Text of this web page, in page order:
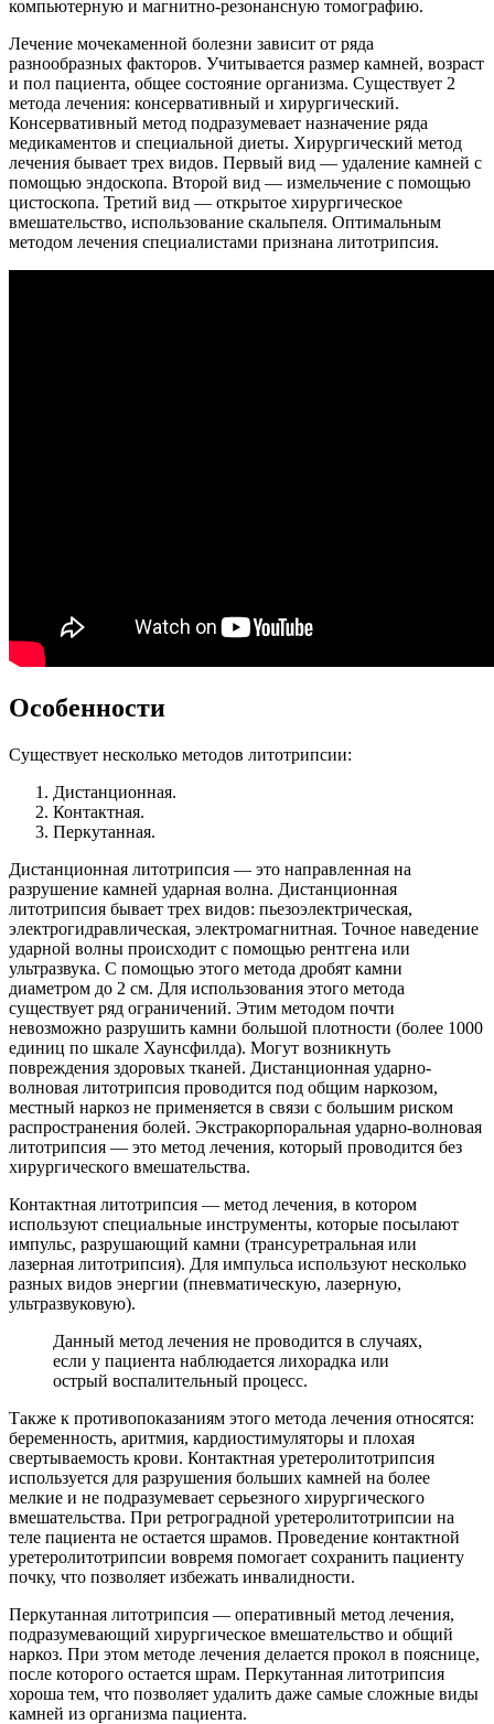
компьютерную и магнитно-резонансную томографию.
Лечение мочекаменной болезни зависит от ряда
разнообразных факторов. Учитывается размер камней, возраст
и пол пациента, общее состояние организма. Существует 2
метода лечения: консервативный и хирургический.
Консервативный метод подразумевает назначение ряда
медикаментов и специальной диеты. Хирургический метод
лечения бывает трех видов. Первый вид — удаление камней с
помощью эндоскопа. Второй вид — измельчение с помощью
цистоскопа. Третий вид — открытое хирургическое
вмешательство, использование скальпеля. Оптимальным
методом лечения специалистами признана литотрипсия.
Особенности
Существует несколько методов литотрипсии:
Дистанционная.
Контактная.
Перкутанная.
Дистанционная литотрипсия — это направленная на
разрушение камней ударная волна. Дистанционная
литотрипсия бывает трех видов: пьезоэлектрическая,
электрогидравлическая, электромагнитная. Точное наведение
ударной волны происходит с помощью рентгена или
ультразвука. С помощью этого метода дробят камни
диаметром до 2 см. Для использования этого метода
существует ряд ограничений. Этим методом почти
невозможно разрушить камни большой плотности (более 1000
единиц по шкале Хаунсфилда). Могут возникнуть
повреждения здоровых тканей. Дистанционная ударно-
волновая литотрипсия проводится под общим наркозом,
местный наркоз не применяется в связи с большим риском
распространения болей. Экстракорпоральная ударно-волновая
литотрипсия — это метод лечения, который проводится без
хирургического вмешательства.
Контактная литотрипсия — метод лечения, в котором
используют специальные инструменты, которые посылают
импульс, разрушающий камни (трансуретральная или
лазерная литотрипсия). Для импульса используют несколько
разных видов энергии (пневматическую, лазерную,
ультразвуковую).
Данный метод лечения не проводится в случаях,
если у пациента наблюдается лихорадка или
острый воспалительный процесс.
Также к противопоказаниям этого метода лечения относятся:
беременность, аритмия, кардиостимуляторы и плохая
свертываемость крови. Контактная уретеролитотрипсия
используется для разрушения больших камней на более
мелкие и не подразумевает серьезного хирургического
вмешательства. При ретроградной уретеролитотрипсии на
теле пациента не остается шрамов. Проведение контактной
уретеролитотрипсии вовремя помогает сохранить пациенту
почку, что позволяет избежать инвалидности.
Перкутанная литотрипсия — оперативный метод лечения,
подразумевающий хирургическое вмешательство и общий
наркоз. При этом методе лечения делается прокол в пояснице,
после которого остается шрам. Перкутанная литотрипсия
хороша тем, что позволяет удалить даже самые сложные виды
камней из организма пациента.